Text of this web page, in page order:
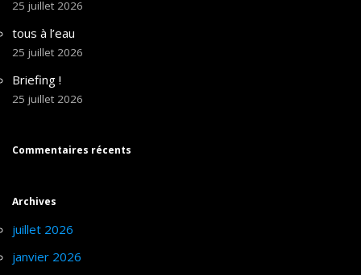
25 juillet 2026
tous à l’eau
25 juillet 2026
Briefing !
25 juillet 2026
Commentaires récents
Archives
juillet 2026
janvier 2026